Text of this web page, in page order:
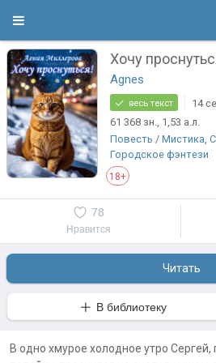
Хочу
Agnes
весь текст
14
61 368 зн., 1,53 а.л.
Повесть / Мистика,
Городское фэнтези
18+
Нравится
78
Читать
В библиотеку
В одно хмурое холодное утро Сергей,